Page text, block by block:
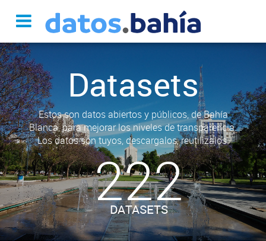
Datasets
Estos son datos abiertos y públicos, de Bahía
Blanca, para mejorar los niveles de transparencia.
Los datos son tuyos, descargalos, reutilizalos.
222
DATASETS